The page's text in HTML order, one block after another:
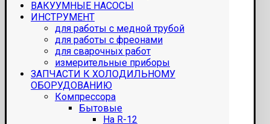
ВАКУУМНЫЕ НАСОСЫ
ИНСТРУМЕНТ
для работы с медной трубой
для работы с фреонами
для сварочных работ
измерительные приборы
ЗАПЧАСТИ К ХОЛОДИЛЬНОМУ
ОБОРУДОВАНИЮ
Компрессора
Бытовые
На R-12